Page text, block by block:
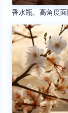
香水瓶、高角度